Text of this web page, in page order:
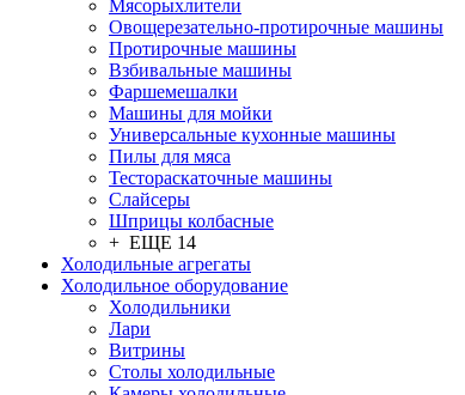
Мясорыхлители
Овощерезательно-протирочные машины
Протирочные машины
Взбивальные машины
Фаршемешалки
Машины для мойки
Универсальные кухонные машины
Пилы для мяса
Тестораскаточные машины
Слайсеры
Шприцы колбасные
+ ЕЩЕ 14
Холодильные агрегаты
Холодильное оборудование
Холодильники
Лари
Витрины
Столы холодильные